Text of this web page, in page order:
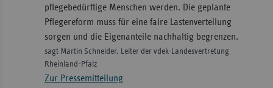
pflegebedürftige Menschen werden. Die geplante
Pflegereform muss für eine faire Lastenverteilung
sorgen und die Eigenanteile nachhaltig begrenzen.
sagt Martin Schneider, Leiter der vdek-Landesvertretung
Rheinland-Pfalz
Zur Pressemitteilung